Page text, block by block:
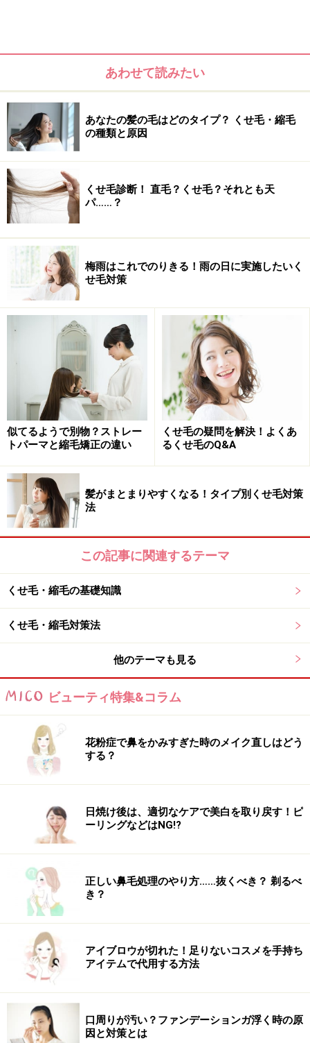
強いクセには、ストレートアイロンをプラ
ス
全体的にチリチリと非常に細かなうねりがある「縮れ
毛」の人は、ドライヤーで髪を乾かした後に、ストレー
トアイロンを使って伸ばす方法がオススメです。
「毎日外出前に手間をかけられない…・」という場合
は、美容室で縮毛矯正の施術などを検討しても良いでし
次ページでは「縮れ毛・波状毛に共通する対処方法」を
紹介します。
※記事内容は執筆時点のものです。最新の内容をご確認くださ
い。
1/2 次のページへ
あわせて読みたい
あなたの髪の毛はどのタイプ？ くせ毛・縮毛
の種類と原因
くせ毛診断！ 直毛？くせ毛？それとも天
パ……？
梅雨はこれでのりきる！雨の日に実施したいく
せ毛対策
似てるようで別物？ストレー
トパーマと縮毛矯正の違い
くせ毛の疑問を解決！よくあ
るくせ毛のQ&A
髪がまとまりやすくなる！タイプ別くせ毛対策
法
この記事に関連するテーマ
くせ毛・縮毛の基礎知識
くせ毛・縮毛対策法
他のテーマも見る
ビューティ特集&コラム
花粉症で鼻をかみすぎた時のメイク直しはどう
する？
日焼け後は、適切なケアで美白を取り戻す！ピ
ーリングなどはNG!?
正しい鼻毛処理のやり方……抜くべき？ 剃るべ
き？
アイブロウが切れた！足りないコスメを手持ち
アイテムで代用する方法
口周りが汚い？ファンデーションガ浮く時の原
因と対策とは